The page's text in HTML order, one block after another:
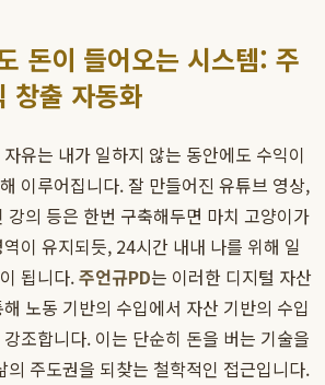
돈이 들어오는 시스템: 주
창출 자동화
유는 내가 일하지 않는 동안에도 수익이
이루어집니다. 잘 만들어진 유튜브 영상,
강의 등은 한번 구축해두면 마치 고양이가
이 유지되듯, 24시간 내내 나를 위해 일
됩니다.주언규PD는 이러한 디지털 자산
노동 기반의 수입에서 자산 기반의 수입
조합니다. 이는 단순히 돈을 버는 기술을
의 주도권을 되찾는 철학적인 접근입니다.